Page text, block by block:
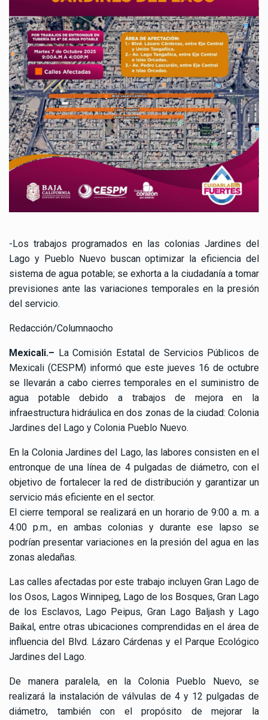
-Los trabajos programados en las colonias Jardines del
Lago y Pueblo Nuevo buscan optimizar la eficiencia del
sistema de agua potable; se exhorta a la ciudadanía a tomar
previsiones ante las variaciones temporales en la presión
del servicio.
Redacción/Columnaocho
Mexicali.– La Comisión Estatal de Servicios Públicos de
Mexicali (CESPM) informó que este jueves 16 de octubre
se llevarán a cabo cierres temporales en el suministro de
agua potable debido a trabajos de mejora en la
infraestructura hidráulica en dos zonas de la ciudad: Colonia
Jardines del Lago y Colonia Pueblo Nuevo.
En la Colonia Jardines del Lago, las labores consisten en el
entronque de una línea de 4 pulgadas de diámetro, con el
objetivo de fortalecer la red de distribución y garantizar un
servicio más eficiente en el sector.
El cierre temporal se realizará en un horario de 9:00 a. m. a
4:00 p.m., en ambas colonias y durante ese lapso se
podrían presentar variaciones en la presión del agua en las
zonas aledañas.
Las calles afectadas por este trabajo incluyen Gran Lago de
los Osos, Lagos Winnipeg, Lago de los Bosques, Gran Lago
de los Esclavos, Lago Peipus, Gran Lago Baljash y Lago
Baikal, entre otras ubicaciones comprendidas en el área de
influencia del Blvd. Lázaro Cárdenas y el Parque Ecológico
Jardines del Lago.
De manera paralela, en la Colonia Pueblo Nuevo, se
realizará la instalación de válvulas de 4 y 12 pulgadas de
diámetro, también con el propósito de mejorar la